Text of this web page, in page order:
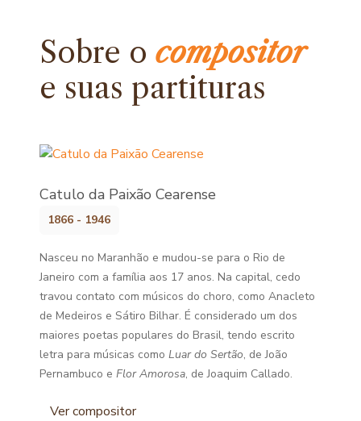
Sobre ocompositor
e suas partituras
Catulo da Paixão Cearense
1866 - 1946
Nasceu no Maranhão e mudou-se para o Rio de
Janeiro com a família aos 17 anos. Na capital, cedo
travou contato com músicos do choro, como Anacleto
de Medeiros e Sátiro Bilhar. É considerado um dos
maiores poetas populares do Brasil, tendo escrito
letra para músicas comoLuar do Sertão, de João
Pernambuco eFlor Amorosa, de Joaquim Callado.
Ver compositor